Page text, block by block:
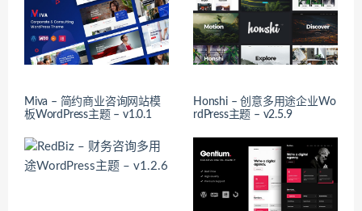
Miva – 简约商业咨询网站模
板WordPress主题 – v1.0.1
Honshi – 创意多用途企业Wo
rdPress主题 – v2.5.9